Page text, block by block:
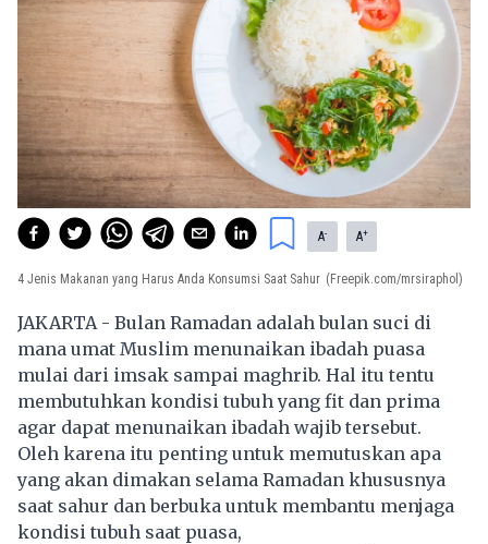
A- A+
4 Jenis Makanan yang Harus Anda Konsumsi Saat Sahur (Freepik.com/mrsiraphol)
JAKARTA - Bulan Ramadan adalah bulan suci di
mana umat Muslim menunaikan ibadah puasa
mulai dari imsak sampai maghrib. Hal itu tentu
membutuhkan kondisi tubuh yang fit dan prima
agar dapat menunaikan ibadah wajib tersebut.
Oleh karena itu penting untuk memutuskan apa
yang akan dimakan selama Ramadan khususnya
saat sahur dan berbuka untuk membantu menjaga
kondisi tubuh saat puasa,